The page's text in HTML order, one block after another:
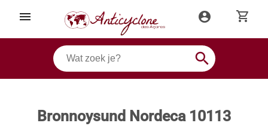
menu account_circle shopping_cart
search
Bronnoysund Nordeca 10113